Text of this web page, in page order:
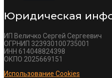
Юридическая
ИП Величко Сергей Сергеевич
ОГРНИП 323930100735001
ИНН 614048824398
ОКПО 2025669151
Использование Cookies